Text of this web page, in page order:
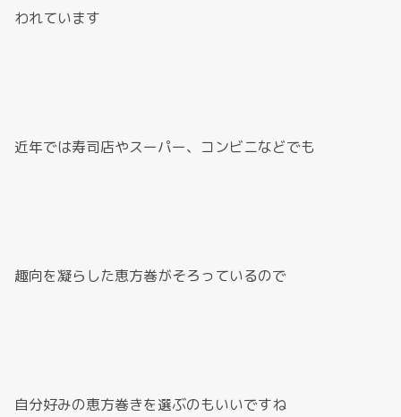
われています
近年では寿司店やスーパー、コンビニなどでも
趣向を凝らした恵方巻がそろっているので
自分好みの恵方巻きを選ぶのもいいですね